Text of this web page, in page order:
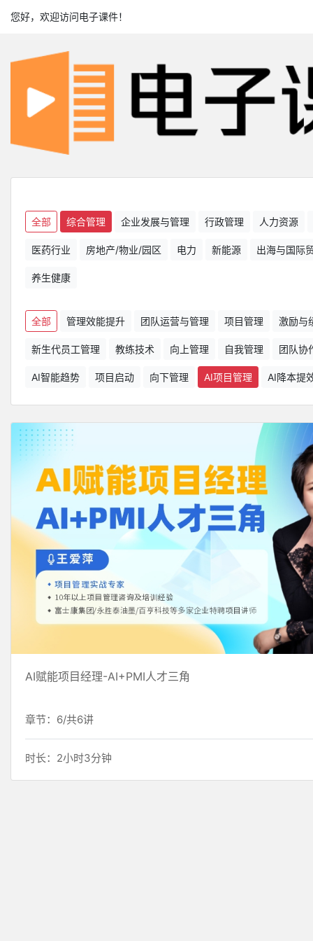
您好，欢迎访问电子课件！
全部 综合管理 企业发展与管理 行政管理 人力资源
医药行业 房地产/物业/园区 电力 新能源 出海与国际
养生健康
全部 管理效能提升 团队运营与管理 项目管理 激励与
新生代员工管理 教练技术 向上管理 自我管理 团队协
AI智能趋势 项目启动 向下管理 AI项目管理 AI降本提
AI赋能项目经理-AI+PMI人才三角
章节：6/共6讲
时长：2小时3分钟